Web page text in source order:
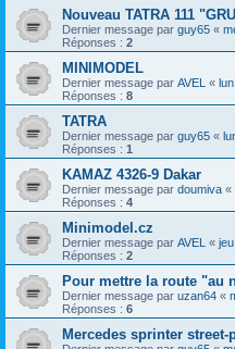
Nouveau TATRA 111
Dernier message par guy65 «
Réponses : 2
MINIMODEL
Dernier message par AVEL «
Réponses : 8
TATRA
Dernier message par guy65 «
Réponses : 1
KAMAZ 4326-9 Dakar
Dernier message par doumiva «
Réponses : 4
Minimodel.cz
Dernier message par AVEL «
Réponses : 2
Pour mettre la route "au
Dernier message par uzan64 «
Réponses : 6
Mercedes sprinter street-